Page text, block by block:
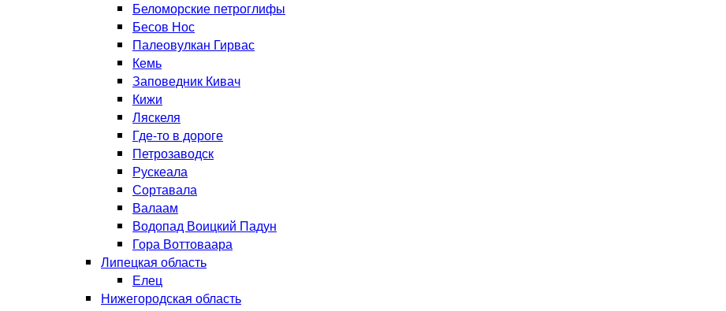
Беломорские петроглифы
Бесов Нос
Палеовулкан Гирвас
Кемь
Заповедник Кивач
Кижи
Ляскеля
Где-то в дороге
Петрозаводск
Рускеала
Сортавала
Валаам
Водопад Воицкий Падун
Гора Воттоваара
Липецкая область
Елец
Нижегородская область